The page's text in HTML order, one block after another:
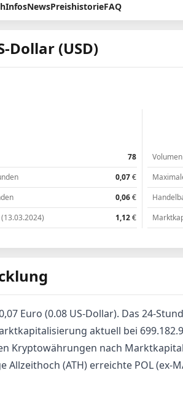
InfosNewsPreishistorieFAQ
Dollar (USD)
78
0,07€
0,06€
(13.03.2024) 1,12€
Euro (0.08 US-Dollar). Das 24-
aktuell bei
Kryptowährungen nach
Allzeithoch (ATH) erreichte POL (ex-